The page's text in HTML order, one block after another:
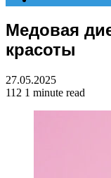
Медовая
красоты
27.05.2025
112 1 minute read